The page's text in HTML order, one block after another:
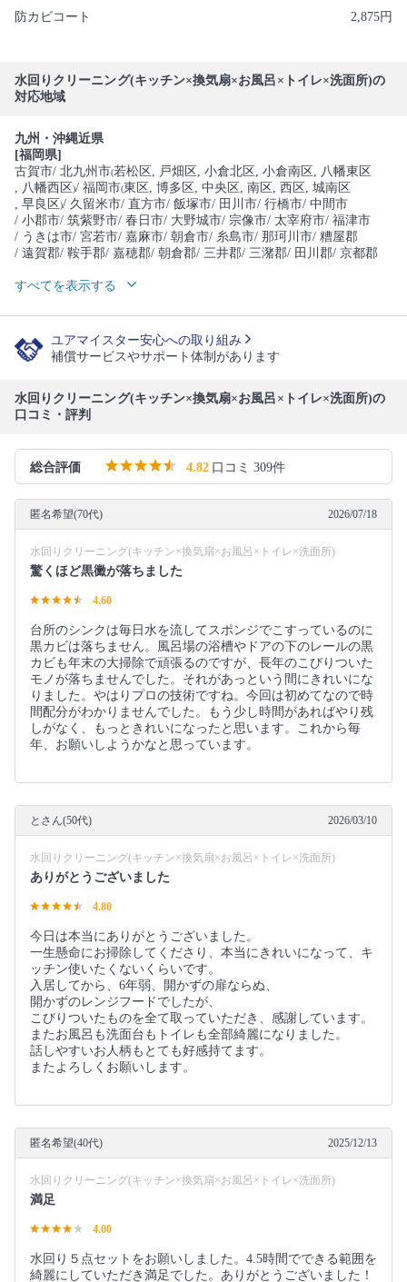
防カビコート 2,875円
水回りクリーニング(キッチン×換気扇×お風呂×トイレ×洗面所)の
対応地域
九州・沖縄近県
[福岡県]
古賀市/ 北九州市(若松区 , 戸畑区 , 小倉北区 , 小倉南区 , 八幡東区
, 八幡西区)/ 福岡市(東区 , 博多区 , 中央区 , 南区 , 西区 , 城南区
, 早良区)/ 久留米市/ 直方市/ 飯塚市/ 田川市/ 行橋市/ 中間市
/ 小郡市/ 筑紫野市/ 春日市/ 大野城市/ 宗像市/ 太宰府市/ 福津市
/ うきは市/ 宮若市/ 嘉麻市/ 朝倉市/ 糸島市/ 那珂川市/ 糟屋郡
/ 遠賀郡/ 鞍手郡/ 嘉穂郡/ 朝倉郡/ 三井郡/ 三潴郡/ 田川郡/ 京都郡
すべてを表示する
ユアマイスター安心への取り組み
補償サービスやサポート体制があります
水回りクリーニング(キッチン×換気扇×お風呂×トイレ×洗面所)の
口コミ・評判
総合評価 4.82 口コミ 309件
匿名希望(70代) 2026/07/18
水回りクリーニング(キッチン×換気扇×お風呂×トイレ×洗面所)
驚くほど黒黴が落ちました
4.60
台所のシンクは毎日水を流してスポンジでこすっているのに
黒カビは落ちません。風呂場の浴槽やドアの下のレールの黒
カビも年末の大掃除で頑張るのですが、長年のこびりついた
モノが落ちませんでした。それがあっという間にきれいにな
りました。やはりプロの技術ですね。今回は初めてなので時
間配分がわかりませんでした。もう少し時間があればやり残
しがなく、もっときれいになったと思います。これから毎
年、お願いしようかなと思っています。
とさん(50代) 2026/03/10
水回りクリーニング(キッチン×換気扇×お風呂×トイレ×洗面所)
ありがとうございました
4.80
今日は本当にありがとうございました。
一生懸命にお掃除してくださり、本当にきれいになって、キ
ッチン使いたくないくらいです。
入居してから、6年弱、開かずの扉ならぬ、
開かずのレンジフードでしたが、
こびりついたものを全て取っていただき、感謝しています。
またお風呂も洗面台もトイレも全部綺麗になりました。
話しやすいお人柄もとても好感持てます。
またよろしくお願いします。
匿名希望(40代) 2025/12/13
水回りクリーニング(キッチン×換気扇×お風呂×トイレ×洗面所)
満足
4.00
水回り５点セットをお願いしました。4.5時間でできる範囲を
綺麗にしていただき満足でした。ありがとうございました！